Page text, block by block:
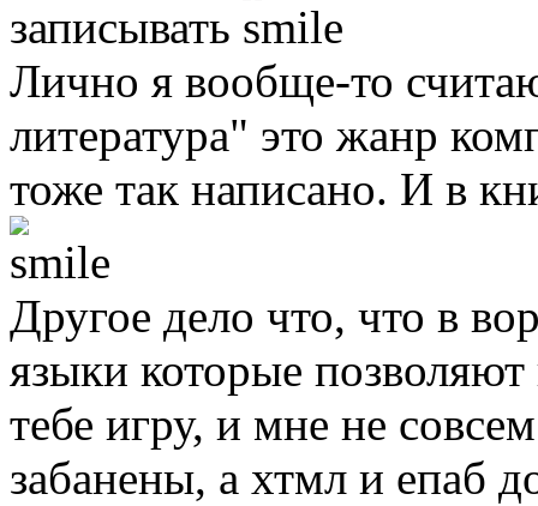
записывать
Лично я вообще-то
литература" это жанр
тоже так написано. И в
Другое дело что, что в
языки которые
тебе игру, и мне не
забанены, а хтмл и епаб